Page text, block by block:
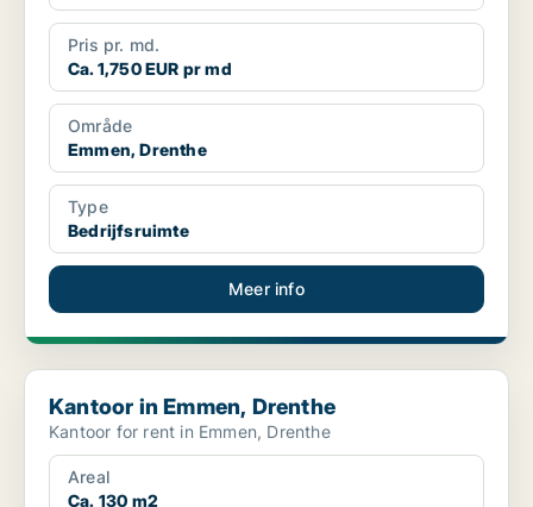
Pris pr. md.
Ca. 1,750 EUR pr md
Område
Emmen, Drenthe
Type
Bedrijfsruimte
Meer info
Kantoor in Emmen, Drenthe
Kantoor in Emmen, Drenthe
Kantoor for rent in Emmen, Drenthe
Areal
Ca. 130 m2